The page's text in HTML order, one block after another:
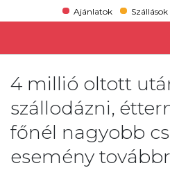
Ajánlatok Szállások
4 millió oltott
szállodázni,
főnél nagyobb
esemény